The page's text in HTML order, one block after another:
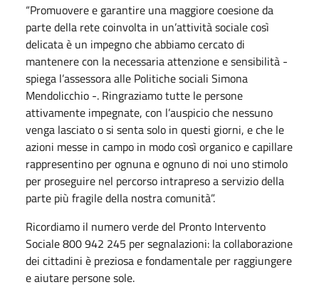
“Promuovere e garantire una maggiore coesione da
parte della rete coinvolta in un’attività sociale così
delicata è un impegno che abbiamo cercato di
mantenere con la necessaria attenzione e sensibilità -
spiega l’assessora alle Politiche sociali Simona
Mendolicchio -. Ringraziamo tutte le persone
attivamente impegnate, con l’auspicio che nessuno
venga lasciato o si senta solo in questi giorni, e che le
azioni messe in campo in modo così organico e capillare
rappresentino per ognuna e ognuno di noi uno stimolo
per proseguire nel percorso intrapreso a servizio della
parte più fragile della nostra comunità”.
Ricordiamo il numero verde del Pronto Intervento
Sociale 800 942 245 per segnalazioni: la collaborazione
dei cittadini è preziosa e fondamentale per raggiungere
e aiutare persone sole.